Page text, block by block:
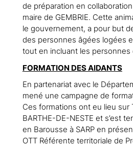
de préparation en
maire de GEMBRIE. Cette
le gouvernement, a pour but
des personnes âgées logées
tout en incluant les personnes
FORMATION DES AIDANTS
En partenariat avec le
mené une campagne de
Ces formations ont eu lieu sur
BARTHE-DE-NESTE et s’est
en Barousse à SARP en
OTT Référente territoriale de